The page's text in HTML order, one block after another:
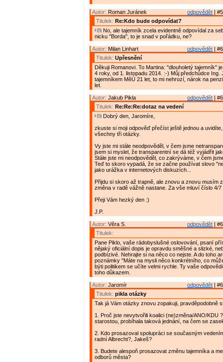
odpovědět |
Autor: Roman Juránek
Titulek: Re:Kdo bude odpovídat?
No, ale tajemník zcela evidentně odpovídal za
nicku "Borda", to je snad v pořádku, ne?
odpovědět |
Autor: Milan Linhart
Titulek: Upřesnění
Děkuji Romanovi. To Martina: "dlouholetý tajemník"
4 roky, od 1. listopadu 2014. :-) Můj předchůdce Ing.
tajemníkem MěÚ 21 let, to mi nehrozí, nárok na
let.
odpovědět |
Autor: Jakub Pikla
Titulek: Re:Re:Re:dotaz na vedení
Dobrý den, Jaromíre,
zkuste si moji odpověď přečíst ještě jednou a
všechny tři otázky.
Vy jste mi stále neodpověděl, v čem jsme
jsem si myslel, že transparentní se dá též vyjádřit
Stále jste mi neodpověděl, co zakrýváme, v čem
Teď to skoro vypadá, že se začne používat slovo
jako urážka v internetových diskuzích...
Přijdu si skoro až trapně, ale znovu a znovu musím
změna v radě vážně nastane. Za vše mluví číslo 4/7
Přeji Vám hezký den :)
J.P.
odpovědět |
Autor: Věra S.
Titulek:
Pane Piklo, vaše rádobyslušné oslovování, psaní
nějaký oficiální dopis je opravdu směšné a slizké,
podbízivé. Nehrajte si na něco co nejste. A do toho
poznámky "Máte na mysli něco konkrétního, co
býti politikem se učíte velmi rychle. Ty vaše
toho důkazem.
odpovědět |
Autor: Jaromír
Titulek: pikla otázky
Tak já Vám otázky znovu zopakuji, pravděpodobně
1. Proč jste nevytvořili koalici (ne)změna/ANO/KDU
starostou, probíhala taková jednání, na čem se
2. Kdo prosazoval spolupráci se současným
radní Albrecht?, Jakeš?
3. Budete alespoň prosazovat změnu tajemníka a
odborů města?